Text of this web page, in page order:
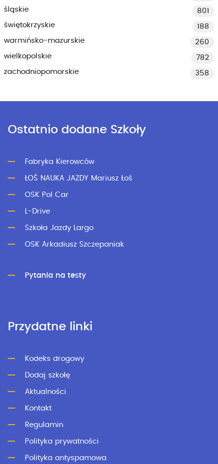
śląskie
801
świętokrzyskie
188
warmińsko-mazurskie
260
wielkopolskie
782
zachodniopomorskie
358
Ostatnio dodane Szkoły
Fabryka Kierowców
ŁOŚ NAUKA JAZDY Mariusz Łoś
OSK Pol Car
L-Drive
Szkoła Jazdy Largo
OSK Arkadiusz Szczepaniak
Pytania na testy
Przydatne linki
Kodeks drogowy
Dodaj szkołę
Aktualności
Kontakt
Regulamin
Polityka prywatności
Polityka antyspamowa